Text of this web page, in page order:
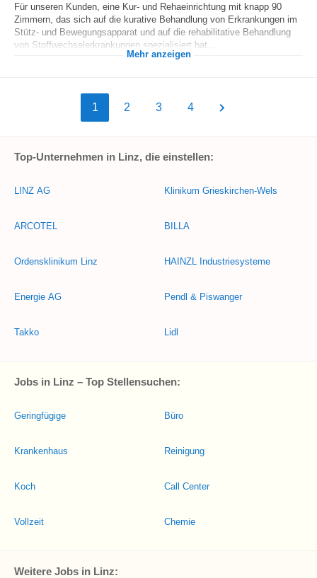
Für unseren Kunden, eine Kur- und Rehaeinrichtung mit knapp 90
Zimmern, das sich auf die kurative Behandlung von Erkrankungen im
Stütz- und Bewegungsapparat und auf die rehabilitative Behandlung
von Stoffwechselerkrankungen spezialisiert hat,...
Mehr anzeigen
1 2 3 4
Top-Unternehmen in Linz, die einstellen:
LINZ AG
ARCOTEL
Ordensklinikum Linz
Energie AG
Takko
Klinikum Grieskirchen-Wels
BILLA
HAINZL Industriesysteme
Pendl & Piswanger
Lidl
Jobs in Linz – Top Stellensuchen:
Geringfügige
Krankenhaus
Koch
Vollzeit
Büro
Reinigung
Call Center
Chemie
Weitere Jobs in Linz: